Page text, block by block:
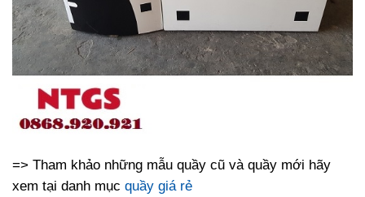
=> Tham khảo những mẫu quầy cũ và quầy mới hãy
xem tại danh mục quầy giá rẻ